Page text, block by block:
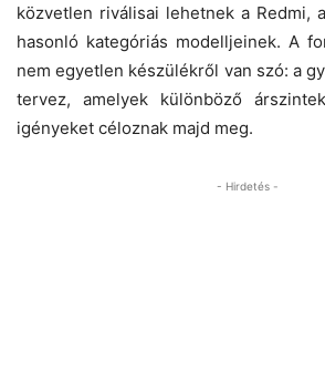
közvetlen riválisai lehetnek a Redmi,
hasonló kategóriás modelljeinek. A
nem egyetlen készülékről van szó: a
tervez, amelyek különböző
igényeket céloznak majd meg.
- Hirdetés -